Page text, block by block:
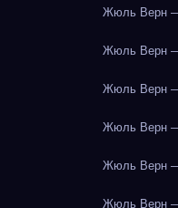
Жюль Верн —
Жюль Верн —
Жюль Верн —
Жюль Верн —
Жюль Верн —
Жюль Верн —